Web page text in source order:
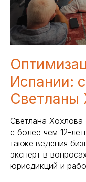
Испании:
Светланы
Светлана
с более чем 12-
также ведения
эксперт в
юрисдикций и